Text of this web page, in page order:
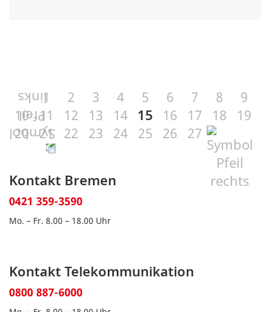
1 2 3 4 5 6 7 8
9
10 11 12 13 14 15 16 17 18
19
20 21 22 23 24 25 26 27
Kontakt Bremen
0421 359-3590
Mo. – Fr. 8.00 – 18.00 Uhr
Kontakt Telekommunikation
0800 887-6000